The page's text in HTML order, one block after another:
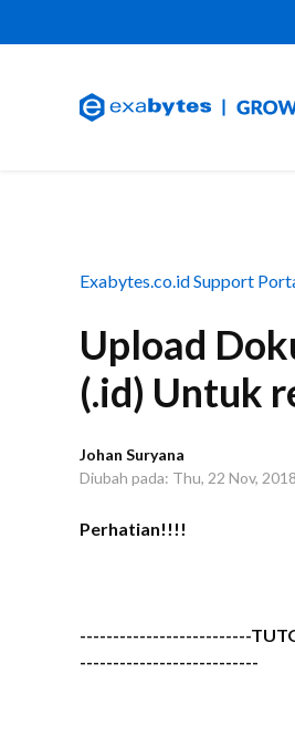
Exabytes.co.id Support
Upload
(.id) Untuk
Johan Suryana
Diubah pada: Thu, 22 Nov,
Perhatian!!!!
--------------------------
---------------------------